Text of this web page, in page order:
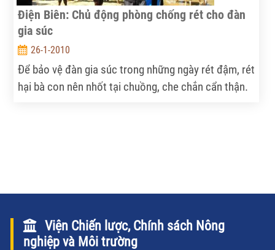
Điện Biên: Chủ động phòng chống rét cho đàn
gia súc
26-1-2010
Để bảo vệ đàn gia súc trong những ngày rét đậm, rét
hại bà con nên nhốt tại chuồng, che chắn cẩn thận.
Viện Chiến lược, Chính sách Nông
nghiệp và Môi trường